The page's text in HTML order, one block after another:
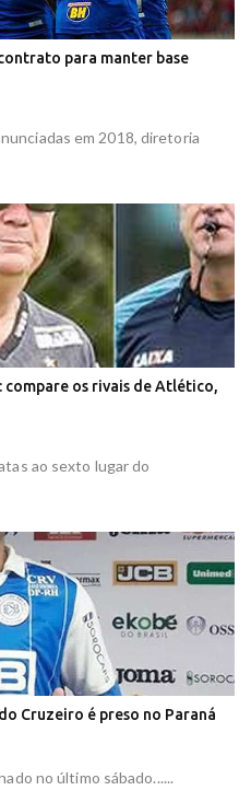
para manter base
em 2018, diretoria
compare os rivais de Atlético,
ao sexto lugar do
Cruzeiro é preso no Paraná
no último sábado......